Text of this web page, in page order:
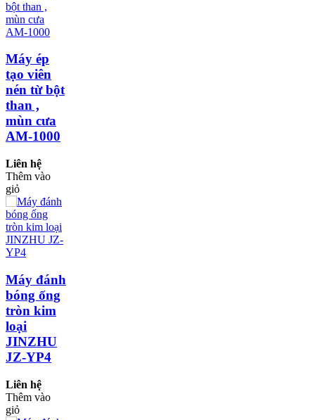
Máy ép
tạo viên
nén từ bột
than ,
mùn cưa
AM-1000
Liên hệ
Thêm vào
giỏ
Máy đánh
bóng ống
tròn kim
loại
JINZHU
JZ-YP4
Liên hệ
Thêm vào
giỏ